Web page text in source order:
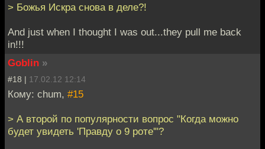
> Божья Искра снова в деле?!
And just when I thought I was out...they pull me back
in!!!
Goblin »
#18 | 17.02.12 12:14
Кому: chum, #15
> А второй по популярности вопрос "Когда можно
будет увидеть 'Правду о 9 роте'"?